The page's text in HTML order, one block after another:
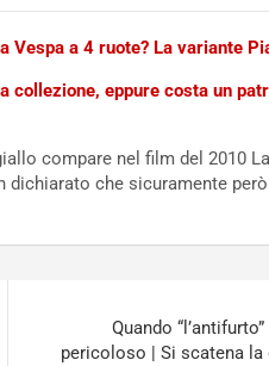
Vespa a 4 ruote? La variante
collezione, eppure costa un
compare nel film del 2010
dichiarato che sicuramente
Quando
pericoloso | Si scatena